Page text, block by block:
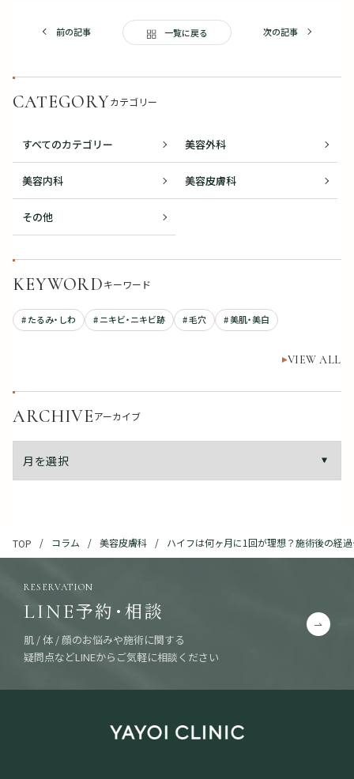
前の記事 一覧に戻る 次の記事
CATEGORYカテゴリー
すべてのカテゴリー 美容外科
美容内科 美容皮膚科
その他
KEYWORDキーワード
# たるみ・しわ # ニキビ・ニキビ跡 # 毛穴 # 美肌・美白
VIEW ALL
ARCHIVEアーカイブ
TOP コラム 美容皮膚科 ハイフは何ヶ月に1回が理想？施術後の経
LINE予約・相談
RESERVATION
肌 / 体 / 顔のお悩みや施術に関する
疑問点などLINEからご気軽に相談ください